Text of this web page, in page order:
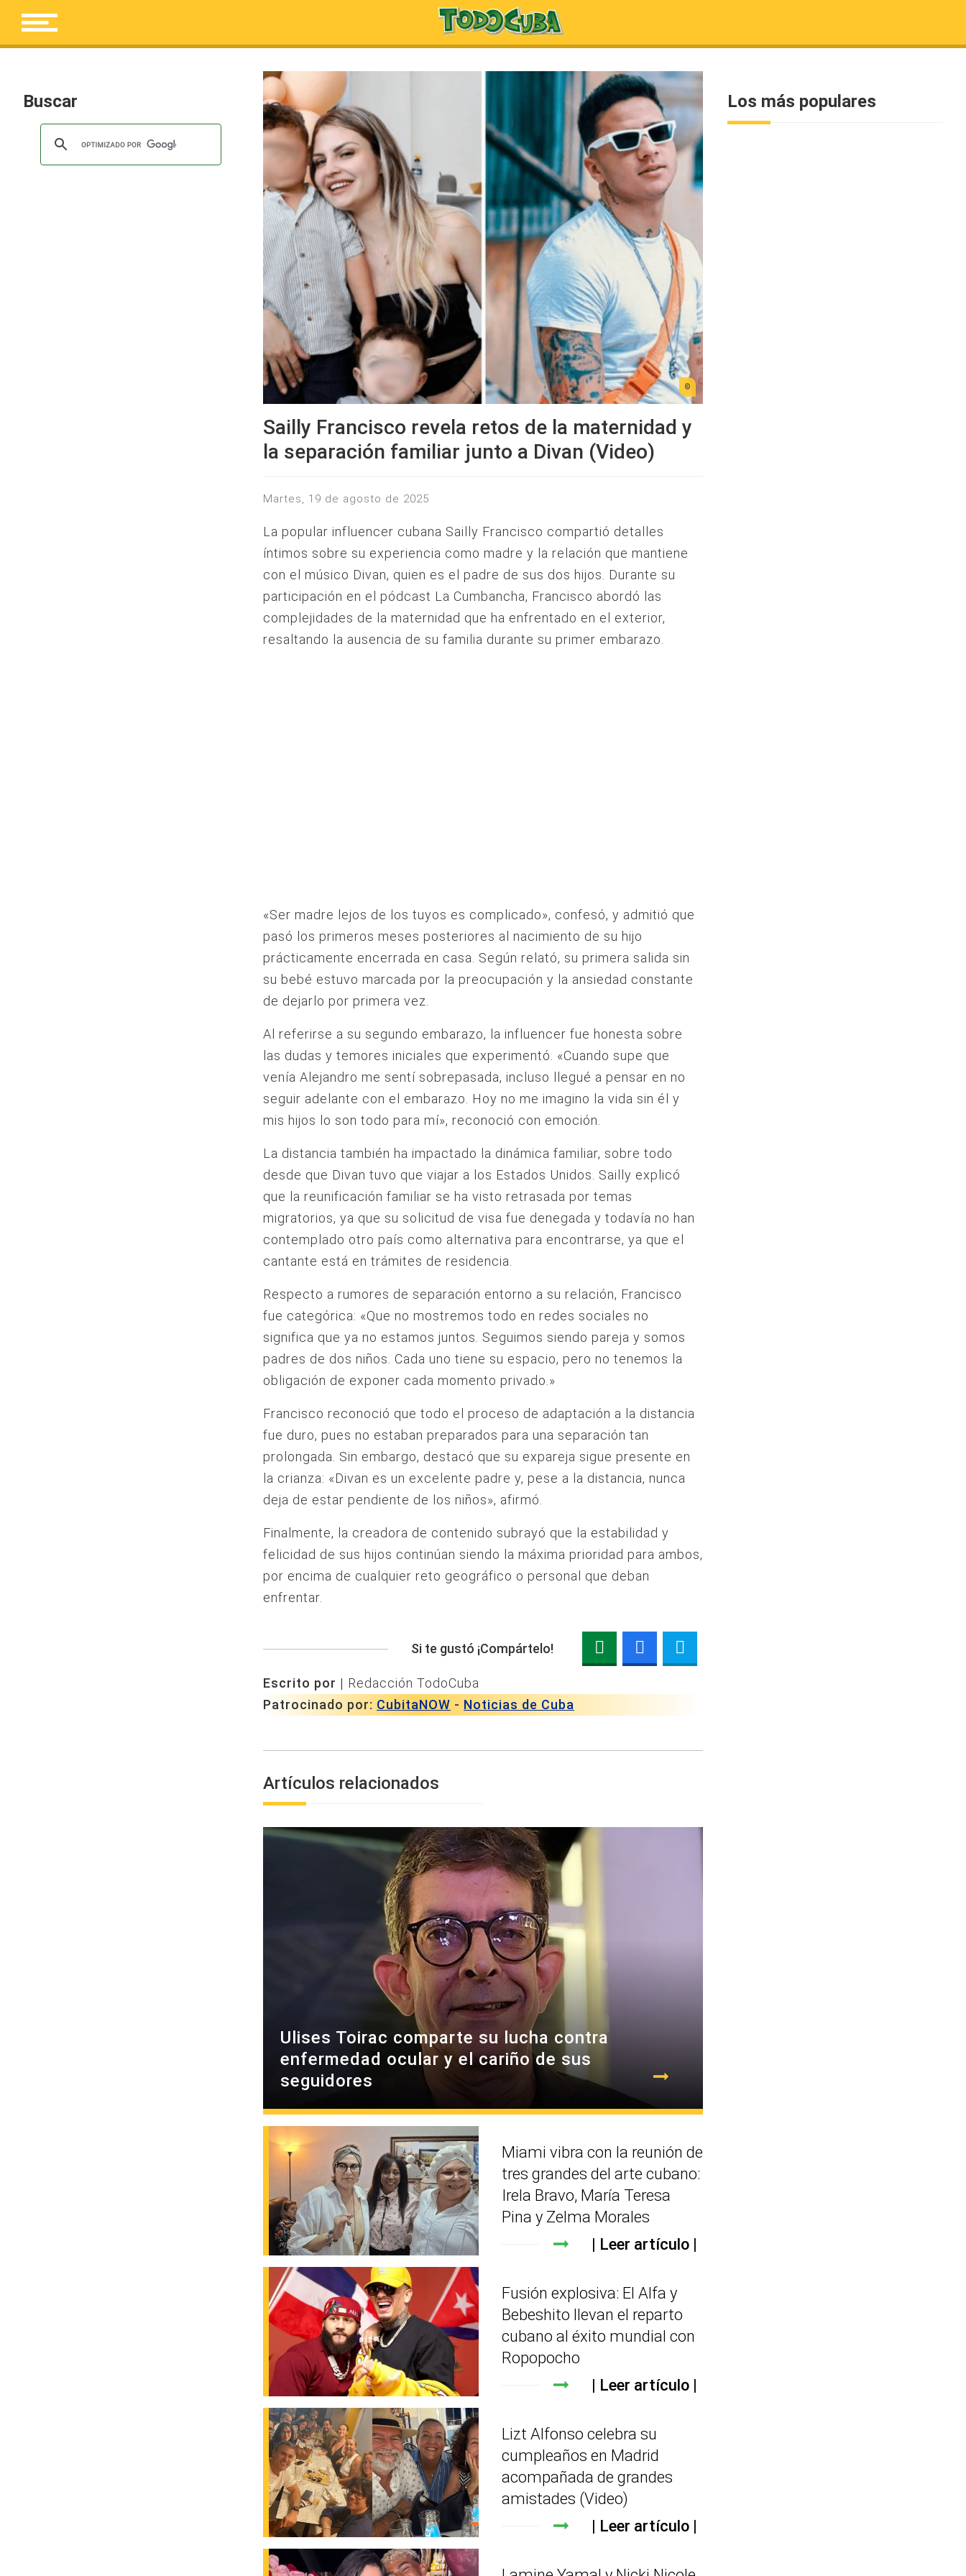
Buscar
Sailly Francisco revela retos de la maternidad y
la separación familiar junto a Divan (Video)
martes, 19 de agosto de 2025
La popular influencer cubana Sailly Francisco compartió detalles
íntimos sobre su experiencia como madre y la relación que mantiene
con el músico Divan, quien es el padre de sus dos hijos. Durante su
participación en el pódcast La Cumbancha, Francisco abordó las
complejidades de la maternidad que ha enfrentado en el exterior,
resaltando la ausencia de su familia durante su primer embarazo.
«Ser madre lejos de los tuyos es complicado», confesó, y admitió que
pasó los primeros meses posteriores al nacimiento de su hijo
prácticamente encerrada en casa. Según relató, su primera salida sin
su bebé estuvo marcada por la preocupación y la ansiedad constante
de dejarlo por primera vez.
Al referirse a su segundo embarazo, la influencer fue honesta sobre
las dudas y temores iniciales que experimentó. «Cuando supe que
venía Alejandro me sentí sobrepasada, incluso llegué a pensar en no
seguir adelante con el embarazo. Hoy no me imagino la vida sin él y
mis hijos lo son todo para mí», reconoció con emoción.
La distancia también ha impactado la dinámica familiar, sobre todo
desde que Divan tuvo que viajar a los Estados Unidos. Sailly explicó
que la reunificación familiar se ha visto retrasada por temas
migratorios, ya que su solicitud de visa fue denegada y todavía no han
contemplado otro país como alternativa para encontrarse, ya que el
cantante está en trámites de residencia.
Respecto a rumores de separación entorno a su relación, Francisco
fue categórica: «Que no mostremos todo en redes sociales no
significa que ya no estamos juntos. Seguimos siendo pareja y somos
padres de dos niños. Cada uno tiene su espacio, pero no tenemos la
obligación de exponer cada momento privado.»
Francisco reconoció que todo el proceso de adaptación a la distancia
fue duro, pues no estaban preparados para una separación tan
prolongada. Sin embargo, destacó que su expareja sigue presente en
la crianza: «Divan es un excelente padre y, pese a la distancia, nunca
deja de estar pendiente de los niños», afirmó.
Finalmente, la creadora de contenido subrayó que la estabilidad y
felicidad de sus hijos continúan siendo la máxima prioridad para ambos,
por encima de cualquier reto geográfico o personal que deban
enfrentar.
Si te gustó ¡Compártelo!
Escrito por | Redacción TodoCuba
Patrocinado por: CubitaNOW - Noticias de Cuba
Artículos relacionados
Ulises Toirac comparte su lucha contra
enfermedad ocular y el cariño de sus
seguidores
Miami vibra con la reunión de
tres grandes del arte cubano:
Irela Bravo, María Teresa
Pina y Zelma Morales
Leer artículo
Fusión explosiva: El Alfa y
Bebeshito llevan el reparto
cubano al éxito mundial con
Ropopocho
Leer artículo
Lizt Alfonso celebra su
cumpleaños en Madrid
acompañada de grandes
amistades (Video)
Leer artículo
Los más populares